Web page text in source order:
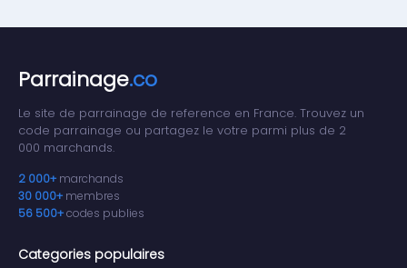
Parrainage.co
Le site de parrainage de reference en France. Trouvez un
code parrainage ou partagez le votre parmi plus de 2
000 marchands.
2 000+ marchands
30 000+ membres
56 500+codes publies
Categories populaires